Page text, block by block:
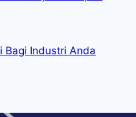
Bagi Industri Anda